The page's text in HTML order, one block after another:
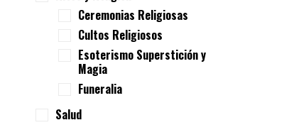
Ceremonias Religiosas
Cultos Religiosos
Esoterismo Superstición y
Magia
Funeralia
Salud